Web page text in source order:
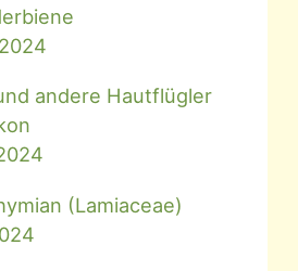
andere Hautflügler
(Lamiaceae)